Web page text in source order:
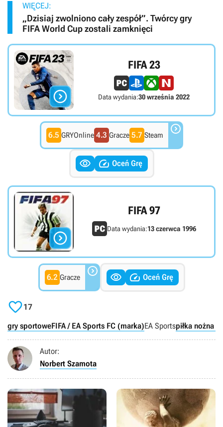
WIĘCEJ:
„Dzisiaj zwolniono cały zespół”. Twórcy gry
FIFA World Cup zostali zamknięci

FIFA 23
Data wydania:30 września 2022
6.5 GRYOnline 4.3 Gracze 5.7 Steam 
  Oceń Grę

FIFA 97
Data wydania:13 czerwca 1996
6.2 Gracze    Oceń Grę
17
gry sportoweFIFA / EA Sports FC (marka)EA Sportspiłka nożna
Autor:
Norbert Szamota